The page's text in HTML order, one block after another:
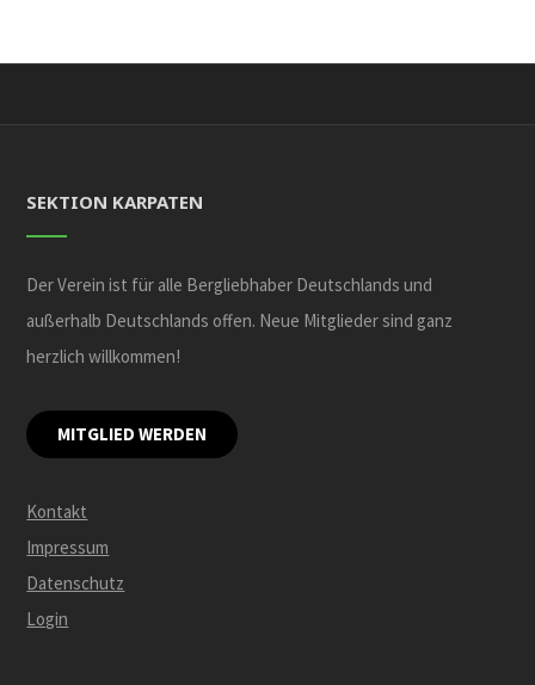
SEKTION KARPATEN
Der Verein ist für alle Bergliebhaber Deutschlands und
außerhalb Deutschlands offen. Neue Mitglieder sind ganz
herzlich willkommen!
MITGLIED WERDEN
Kontakt
Impressum
Datenschutz
Login